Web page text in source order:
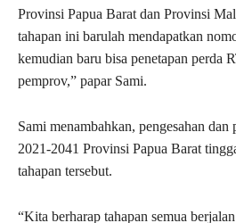
Provinsi Papua Barat dan Provinsi
tahapan ini barulah mendapatkan
kemudian baru bisa penetapan perda
pemprov,” papar Sami.
Sami menambahkan, pengesahan
2021-2041 Provinsi Papua Barat
tahapan tersebut.
“Kita berharap tahapan semua